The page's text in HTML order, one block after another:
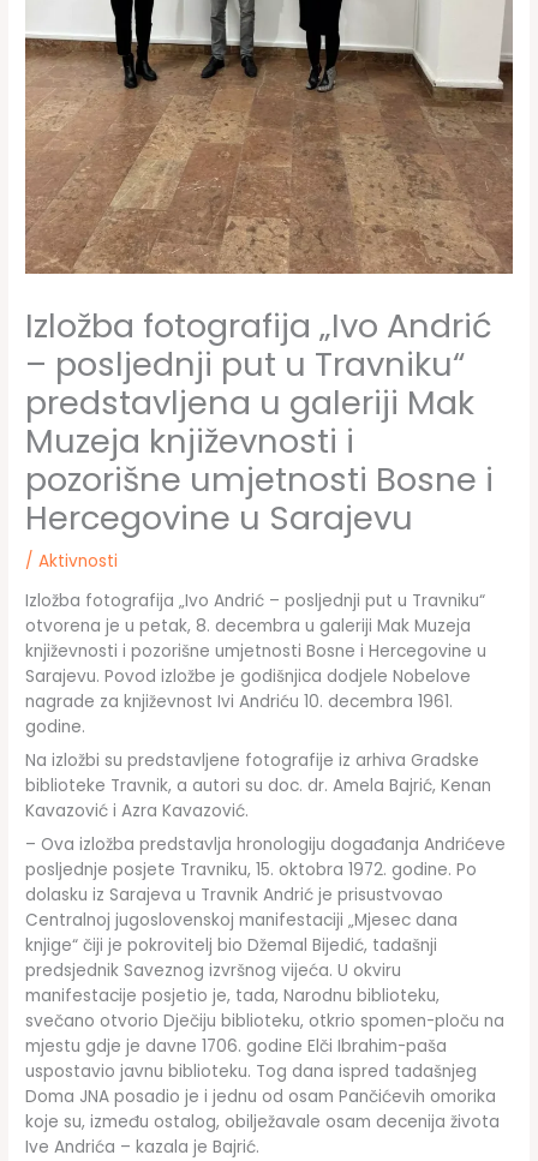
Izložba fotografija „Ivo Andrić
– posljednji put u Travniku“
predstavljena u galeriji Mak
Muzeja književnosti i
pozorišne umjetnosti Bosne i
Hercegovine u Sarajevu
/Aktivnosti
Izložba fotografija „Ivo Andrić – posljednji put u Travniku“
otvorena je u petak, 8. decembra u galeriji Mak Muzeja
književnosti i pozorišne umjetnosti Bosne i Hercegovine u
Sarajevu. Povod izložbe je godišnjica dodjele Nobelove
nagrade za književnost Ivi Andriću 10. decembra 1961.
godine.
Na izložbi su predstavljene fotografije iz arhiva Gradske
biblioteke Travnik, a autori su doc. dr. Amela Bajrić, Kenan
Kavazović i Azra Kavazović.
– Ova izložba predstavlja hronologiju događanja Andrićeve
posljednje posjete Travniku, 15. oktobra 1972. godine. Po
dolasku iz Sarajeva u Travnik Andrić je prisustvovao
Centralnoj jugoslovenskoj manifestaciji „Mjesec dana
knjige“ čiji je pokrovitelj bio Džemal Bijedić, tadašnji
predsjednik Saveznog izvršnog vijeća. U okviru
manifestacije posjetio je, tada, Narodnu biblioteku,
svečano otvorio Dječiju biblioteku, otkrio spomen-ploču na
mjestu gdje je davne 1706. godine Elči Ibrahim-paša
uspostavio javnu biblioteku. Tog dana ispred tadašnjeg
Doma JNA posadio je i jednu od osam Pančićevih omorika
koje su, između ostalog, obilježavale osam decenija života
Ive Andrića – kazala je Bajrić.